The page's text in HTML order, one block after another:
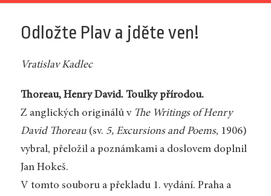
Odložte Plav a jděte ven!
Vratislav Kadlec
Thoreau, Henry David. Toulky přírodou.
Z anglických originálů v The Writings of Henry
David Thoreau(sv. 5, Excursions and Poems, 1906)
vybral, přeložil a poznámkami a doslovem doplnil
Jan Hokeš.
V tomto souboru a překladu 1. vydání. Praha a